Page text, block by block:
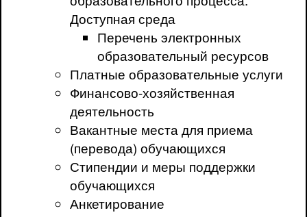
Доступная среда
Перечень электронных
образовательный ресурсов
Платные образовательные услуги
Финансово-хозяйственная
деятельность
Вакантные места для приема
(перевода) обучающихся
Стипендии и меры поддержки
обучающихся
Анкетирование